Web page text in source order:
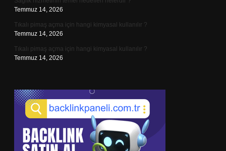
Temmuz 14, 2026
Tıkalı pimaş açma için hangi kimyasal kullanılır ?
Temmuz 14, 2026
Tıkalı pimaş açma için hangi kimyasal kullanılır ?
Temmuz 14, 2026